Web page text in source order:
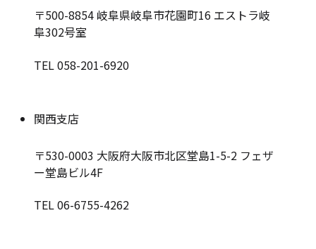
〒500-8854岐阜県岐阜市花園町16 エストラ岐
阜302号室
TEL 058-201-6920
関西支店
〒530-0003 大阪府大阪市北区堂島1-5-2 フェザ
ー堂島ビル4F
TEL 06-6755-4262